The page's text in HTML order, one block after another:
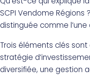
SCPI Vendome Régions
distinguée comme
Trois éléments clés sont
stratégie
diversifiée, une gestion